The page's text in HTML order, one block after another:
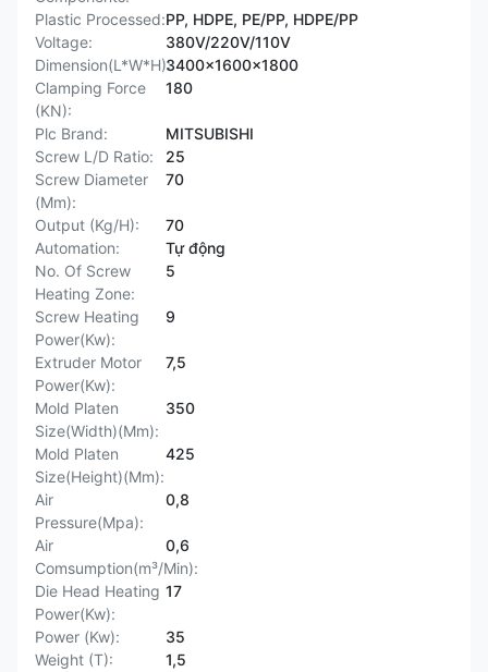
Plastic Processed:PP, HDPE, PE/PP, HDPE/PP
Voltage:
380V/220V/110V
Dimension(L*W*H):3400x1600x1800
Clamping Force
(KN):
180
Plc Brand:
MITSUBISHI
Screw L/D Ratio:
25
Screw Diameter
(Mm):
70
Output (Kg/H):
70
Automation:
Tự động
No. Of Screw
Heating Zone:
5
Screw Heating
Power(Kw):
9
Extruder Motor
Power(Kw):
7,5
Mold Platen
Size(Width)(Mm):
350
Mold Platen
Size(Height)(Mm):
425
Air
Pressure(Mpa):
0,8
Air
Comsumption(m³/Min):
0,6
Die Head Heating
Power(Kw):
17
Power (Kw):
35
Weight (T):
1,5